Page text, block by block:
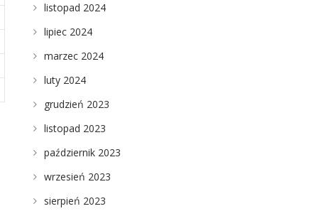
listopad 2024
lipiec 2024
marzec 2024
luty 2024
grudzień 2023
listopad 2023
październik 2023
wrzesień 2023
sierpień 2023